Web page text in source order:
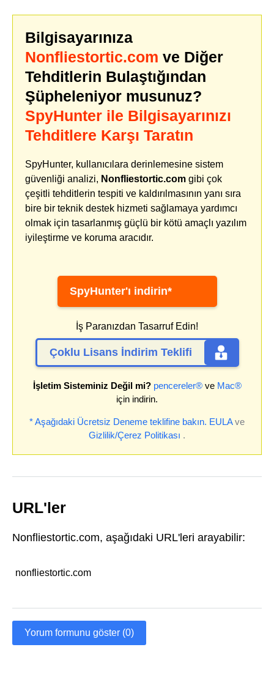
Bilgisayarınıza
Nonfliestortic.com ve Diğer
Tehditlerin Bulaştığından
Şüpheleniyor musunuz?
SpyHunter ile Bilgisayarınızı
Tehditlere Karşı Taratın
SpyHunter, kullanıcılara derinlemesine sistem
güvenliği analizi, Nonfliestortic.com gibi çok
çeşitli tehditlerin tespiti ve kaldırılmasının yanı sıra
bire bir teknik destek hizmeti sağlamaya yardımcı
olmak için tasarlanmış güçlü bir kötü amaçlı yazılım
iyileştirme ve koruma aracıdır.
SpyHunter'ı indirin*
İş Paranızdan Tasarruf Edin!
Çoklu Lisans İndirim Teklifi
İşletim Sisteminiz Değil mi? pencereler®ve Mac®
için indirin.
* Aşağıdaki Ücretsiz Deneme teklifine bakın. EULAve
Gizlilik/Çerez Politikası .
URL'ler
Nonfliestortic.com, aşağıdaki URL'leri arayabilir:
nonfliestortic.com
Yorum formunu göster (0)